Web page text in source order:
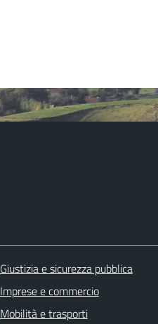
Giustizia e sicurezza pubblica
Imprese e commercio
Mobilità e trasporti